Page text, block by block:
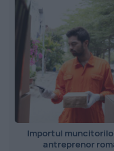
Importul
antreprenor